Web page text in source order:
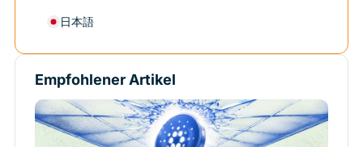
日本語
Empfohlener Artikel